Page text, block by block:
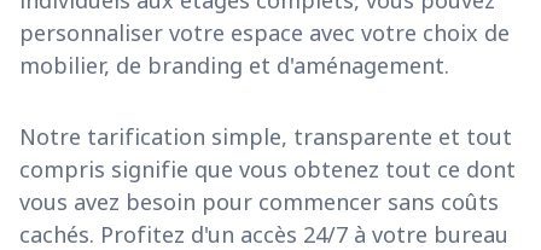
personnaliser votre espace avec votre choix de
mobilier, de branding et d'aménagement.
Notre tarification simple, transparente et tout
compris signifie que vous obtenez tout ce dont
vous avez besoin pour commencer sans coûts
cachés. Profitez d'un accès 24/7 à votre bureau